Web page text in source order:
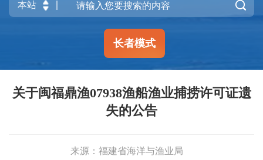

长者模式
关于闽福鼎渔07938渔船渔业捕捞许可证遗
失的公告
来源：福建省海洋与渔业局